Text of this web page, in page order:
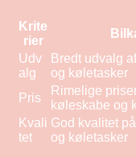
Krite
rier
Udv
alg
Bredt udvalg
og køletasker
Pris
Rimelige
køleskabe og
Kvali
tet
God kvalitet
og køletasker